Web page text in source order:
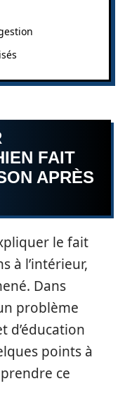
FAIT
APRÈS
le fait
à l’intérieur,
Dans
problème
d’éducation
points à
ce